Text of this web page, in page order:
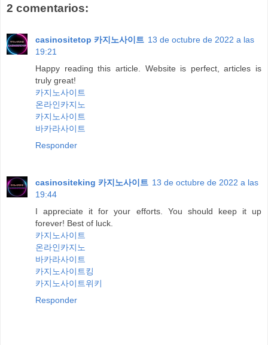
2 comentarios:
casinositetop 카지노사이트 13 de octubre de 2022 a las
19:21
Happy reading this article. Website is perfect, articles is
truly great!
카지노사이트
온라인카지노
카지노사이트
바카라사이트
Responder
casinositeking 카지노사이트 13 de octubre de 2022 a las
19:44
I appreciate it for your efforts. You should keep it up
forever! Best of luck.
카지노사이트
온라인카지노
바카라사이트
카지노사이트킹
카지노사이트위키
Responder